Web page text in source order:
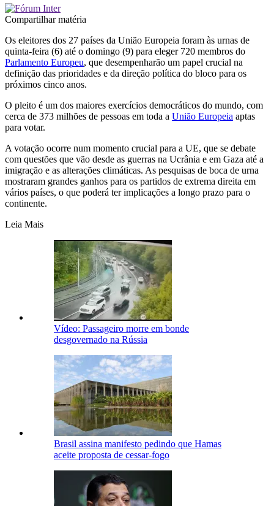
Compartilhar matéria
Os eleitores dos 27 países da União Europeia foram às urnas de
quinta-feira (6) até o domingo (9) para eleger 720 membros do
Parlamento Europeu, que desempenharão um papel crucial na
definição das prioridades e da direção política do bloco para os
próximos cinco anos.
O pleito é um dos maiores exercícios democráticos do mundo, com
cerca de 373 milhões de pessoas em toda a União Europeia aptas
para votar.
A votação ocorre num momento crucial para a UE, que se debate
com questões que vão desde as guerras na Ucrânia e em Gaza até a
imigração e as alterações climáticas. As pesquisas de boca de urna
mostraram grandes ganhos para os partidos de extrema direita em
vários países, o que poderá ter implicações a longo prazo para o
continente.
Leia Mais
Vídeo: Passageiro morre em bonde
desgovernado na Rússia
Brasil assina manifesto pedindo que Hamas
aceite proposta de cessar-fogo